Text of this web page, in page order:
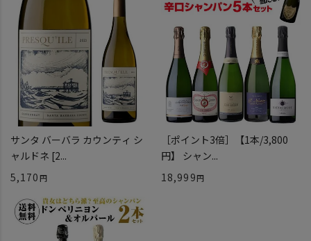
サンタ バーバラ カウンティ シ
ャルドネ [2...
5,170
［ポイント3倍］【1本/3,800
円】 シャン...
18,999